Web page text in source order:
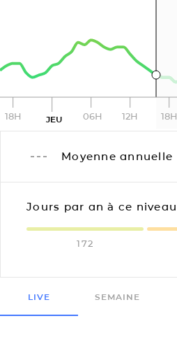
18H JEU 06H 12H 18H
Moyenne annuelle
Jours par an à ce niveau
172
LIVE SEMAINE